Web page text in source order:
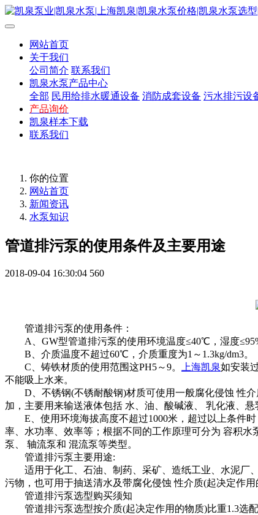
网站首页
关于我们
公司简介 联系我们
凯泉水泵产品中心
全部 民用给排水暖通设备 消防成套设备 污水排污设
产品询价
凯泉样本下载
联系我们
你的位置
网站首页
新闻资讯
水泵知识
管道排污泵的使用条件及主要用途
2018-09-04 16:30:04 560
管道排污泵的使用条件：
A、GW型管道排污泵的使用环境温度≤40℃，湿度
B、介质温度不超过60℃，介质重度为1～1.3kg/dm3。
C、铸铁材质的使用范围这PH5～9。
上海凯泉如安装
不能吸上水来。
D、不锈钢(不锈耐酸钢)材质可使用一般腐化侵蚀 性介
加，主要用来输送液体包括 水、油、酸碱液、 乳化液、
E、使用环境海拔高度不超过1000米，超过以上条件时
率、水功率、效率等；根据不同的工作原理可分为 容积
泵、 轴流泵和 混流泵等类型。
管道排污泵主要用途:
适用于化工、石油、制药、采矿、造纸工业、水泥厂、
污物，也可用于抽送清水及带腐化侵蚀 性介质(起决定作用
管道排污泵选型购买须知
管道排污泵选型按介质(起决定作用的物质)比重1.3选配